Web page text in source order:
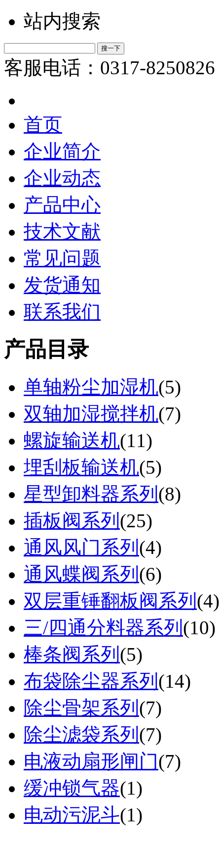
站内搜索
客服电话：0317-8250826
首页
企业简介
企业动态
产品中心
技术文献
常见问题
发货通知
联系我们
产品目录
单轴粉尘加湿机(5)
双轴加湿搅拌机(7)
螺旋输送机(11)
埋刮板输送机(5)
星型卸料器系列 (8)
插板阀系列 (25)
通风风门系列 (4)
通风蝶阀系列 (6)
双层重锤翻板阀系列 (4)
三/四通分料器系列 (10)
棒条阀系列 (5)
布袋除尘器系列 (14)
除尘骨架系列 (7)
除尘滤袋系列 (7)
电液动扇形闸门(7)
缓冲锁气器(1)
电动污泥斗(1)